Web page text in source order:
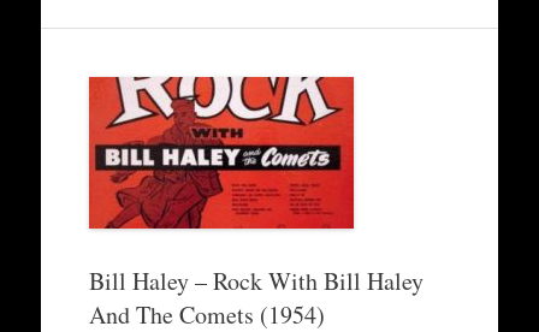
Bill Haley – Rock With Bill Haley
And The Comets (1954)